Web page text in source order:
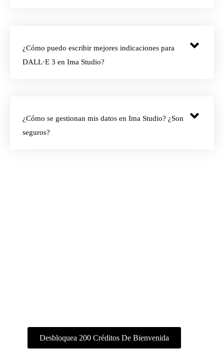
¿Cómo puedo escribir mejores indicaciones para
DALL·E 3 en Ima Studio?
¿Cómo se gestionan mis datos en Ima Studio? ¿Son
seguros?
Desbloquea 200 Créditos De Bienvenida